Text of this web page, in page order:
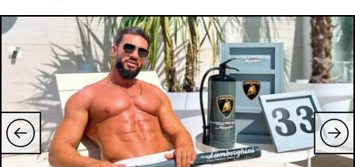
Evenimente
Emisiuni TV
Horoscop
Lifestyle